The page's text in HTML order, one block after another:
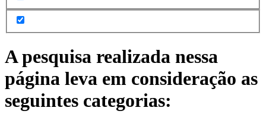
A pesquisa realizada nessa
página leva em consideração as
seguintes categorias: